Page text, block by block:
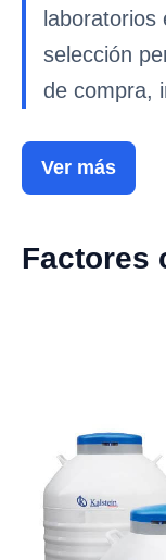
laboratorios
selección
de compra,
Ver más
Factores